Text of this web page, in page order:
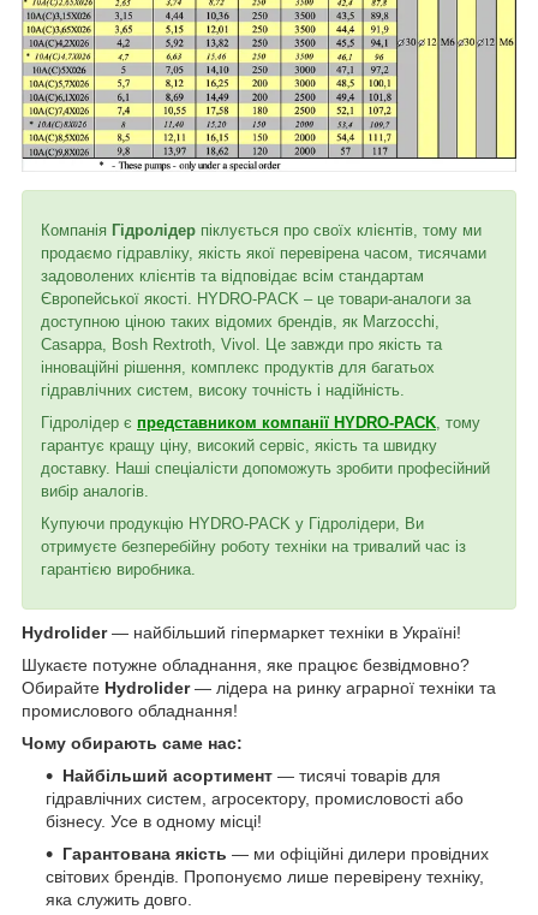
Компанія Гідролідер піклується про своїх клієнтів, тому ми
продаємо гідравліку, якість якої перевірена часом, тисячами
задоволених клієнтів та відповідає всім стандартам
Європейської якості. HYDRO-PACK – це товари-аналоги за
доступною ціною таких відомих брендів, як Marzocchi,
Casappa, Bosh Rextroth, Vivol. Це завжди про якість та
інноваційні рішення, комплекс продуктів для багатьох
гідравлічних систем, високу точність і надійність.
Гідролідер є представником компанії HYDRO-PACK , тому
гарантує кращу ціну, високий сервіс, якість та швидку
доставку. Наші спеціалісти допоможуть зробити професійний
вибір аналогів.
Купуючи продукцію HYDRO-PACK у Гідролідери, Ви
отримуєте безперебійну роботу техніки на тривалий час із
гарантією виробника.
Hydrolider— найбільший гіпермаркет техніки в Україні!
Шукаєте потужне обладнання, яке працює безвідмовно?
Обирайте Hydrolider— лідера на ринку аграрної техніки та
промислового обладнання!
Чому обирають саме нас:
Найбільший асортимент — тисячі товарів для
гідравлічних систем, агросектору, промисловості або
бізнесу. Усе в одному місці!
Гарантована якість — ми офіційні дилери провідних
світових брендів. Пропонуємо лише перевірену техніку,
яка служить довго.